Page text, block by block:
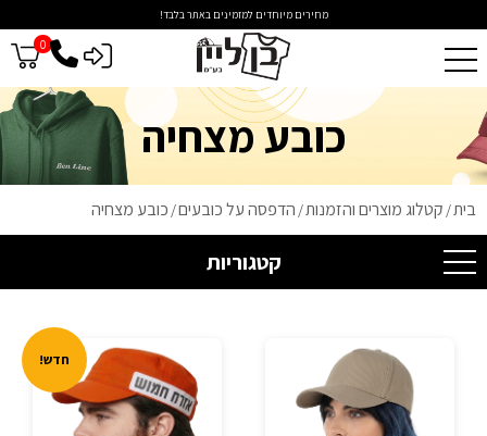
מחירים מיוחדים למזמינים באתר בלבד!
0
כניסה לסיטונאים
כובע מצחיה
בית/ קטלוג מוצרים והזמנות/ הדפסה על כובעים/ כובע מצחיה
קטגוריות
חדש!